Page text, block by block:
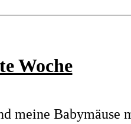
Woche
meine Babymäuse